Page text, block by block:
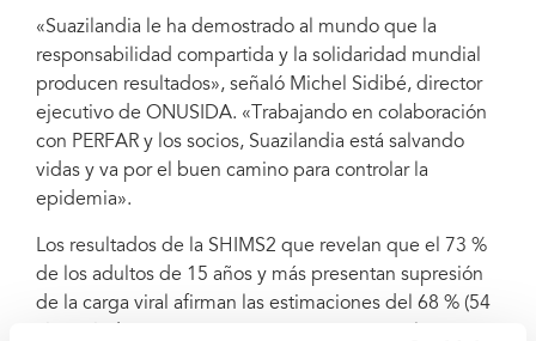
«Suazilandia le ha demostrado al mundo que la
responsabilidad compartida y la solidaridad mundial
producen resultados», señaló Michel Sidibé, director
ejecutivo de ONUSIDA. «Trabajando en colaboración
con PERFAR y los socios, Suazilandia está salvando
vidas y va por el buen camino para controlar la
epidemia».
Los resultados de la SHIMS2 que revelan que el 73 %
de los adultos de 15 años y más presentan supresión
de la carga viral afirman las estimaciones del 68 % (54